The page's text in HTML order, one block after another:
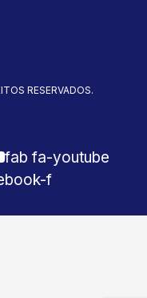
RESERVADOS.
fab fa-youtube
f